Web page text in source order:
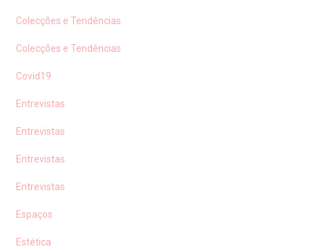
Colecções e Tendências
Colecções e Tendências
Covid19
Entrevistas
Entrevistas
Entrevistas
Entrevistas
Espaços
Estética